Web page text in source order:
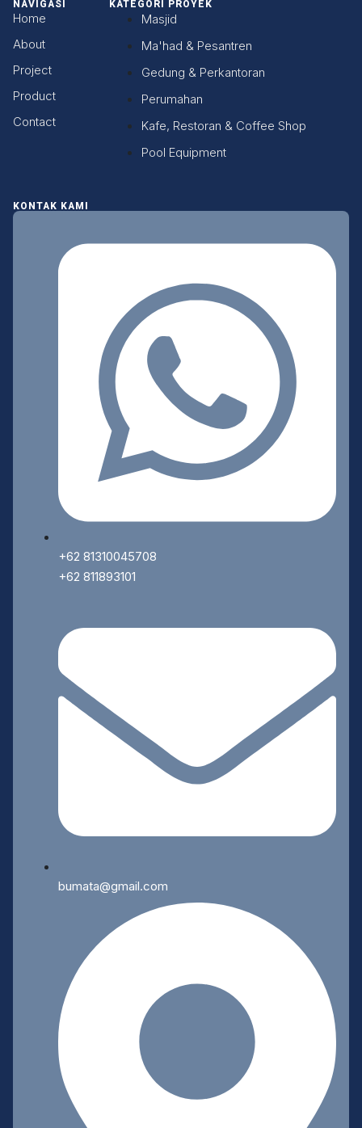
NAVIGASI
Home
About
Project
Product
Contact
KATEGORI PROYEK
Masjid
Ma'had & Pesantren
Gedung & Perkantoran
Perumahan
Kafe, Restoran & Coffee Shop
Pool Equipment
KONTAK KAMI
+62 81310045708
+62 811893101
bumata@gmail.com